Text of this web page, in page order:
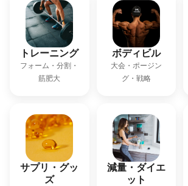
トレーニング
フォーム・分割・
筋肥大
ボディビル
大会・ポージン
グ・戦略
サプリ・グッ
ズ
減量・ダイエ
ット